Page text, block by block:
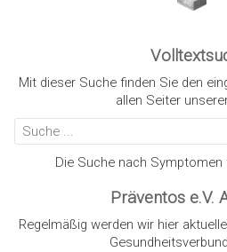
Mit dieser Suche finden Sie den
allen Seiter
Die Suche nach Symptomen
Präventos e.V.
Regelmäßig werden wir hier